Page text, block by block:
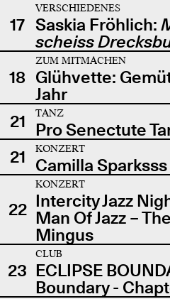
17
VERSCHIEDENES
Saskia Fröhlich:
scheiss
18
ZUM MITMACHEN
Glühvette:
Jahr
21
TANZ
Pro Senectute
21
KONZERT
Camilla Sparksss
22
KONZERT
Intercity Jazz
Man Of Jazz –
Mingus
23
CLUB
ECLIPSE
Boundary -